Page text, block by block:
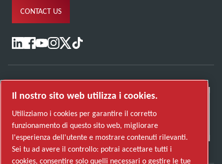
CONTACT US
Il nostro sito web utilizza i cookies.
Utilizziamo i cookies per garantire il corretto
funzionamento di questo sito web, migliorare
l'esperienza dell'utente e mostrare contenuti rilevanti.
Sei tu ad avere il controllo: potrai accettare tutti i
cookies, consentire solo quelli necessari o gestire le tue